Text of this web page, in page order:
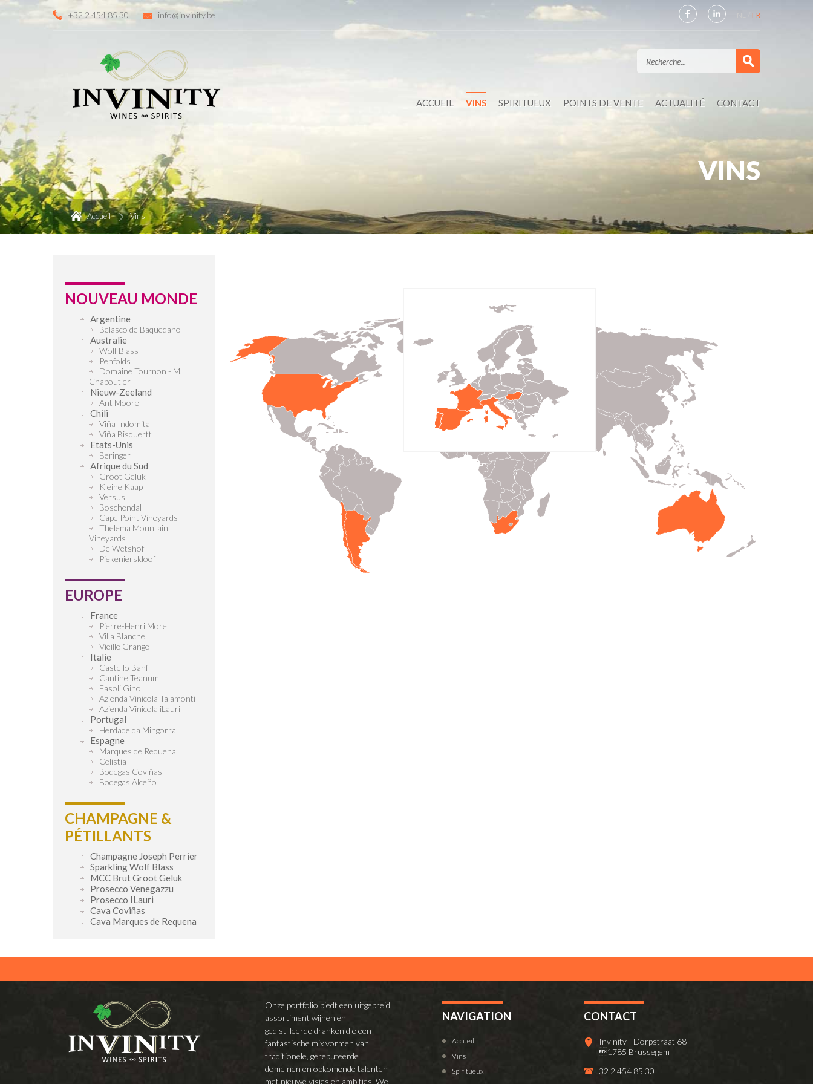
+32 2 454 85 30 info@invinity.be FR
ACCUEIL VINS SPIRITUEUX POINTS DE VENTE ACTUALITÉ CONTACT
VINS
Accueil Vins
NOUVEAU MONDE
Argentine
Belasco de Baquedano
Australie
Wolf Blass
Penfolds
Domaine Tournon - M.
Chapoutier
Nieuw-Zeeland
Ant Moore
Chili
Viña Indomita
Viña Bisquertt
Etats-Unis
Beringer
Afrique du Sud
Groot Geluk
Kleine Kaap
Versus
Boschendal
Cape Point Vineyards
Thelema Mountain
Vineyards
De Wetshof
Piekenierskloof
EUROPE
France
Pierre-Henri Morel
Villa Blanche
Vieille Grange
Italie
Castello Banfi
Cantine Teanum
Fasoli Gino
Azienda Vinicola Talamonti
Azienda Vinicola iLauri
Portugal
Herdade da Mingorra
Espagne
Marques de Requena
Celistia
Bodegas Coviñas
Bodegas Alceño
CHAMPAGNE &
PÉTILLANTS
Champagne Joseph Perrier
Sparkling Wolf Blass
MCC Brut Groot Geluk
Prosecco Venegazzu
Prosecco ILauri
Cava Coviñas
Cava Marques de Requena
Onze portfolio biedt een uitgebreid
assortiment wijnen en
gedistilleerde dranken die een
fantastische mix vormen van
traditionele, gereputeerde
domeinen en opkomende talenten
met nieuwe visies en ambities. We
NAVIGATION
Accueil
Vins
Spiritueux
CONTACT
Invinity - Dorpstraat 68
1785 Brussegem
32 2 454 85 30